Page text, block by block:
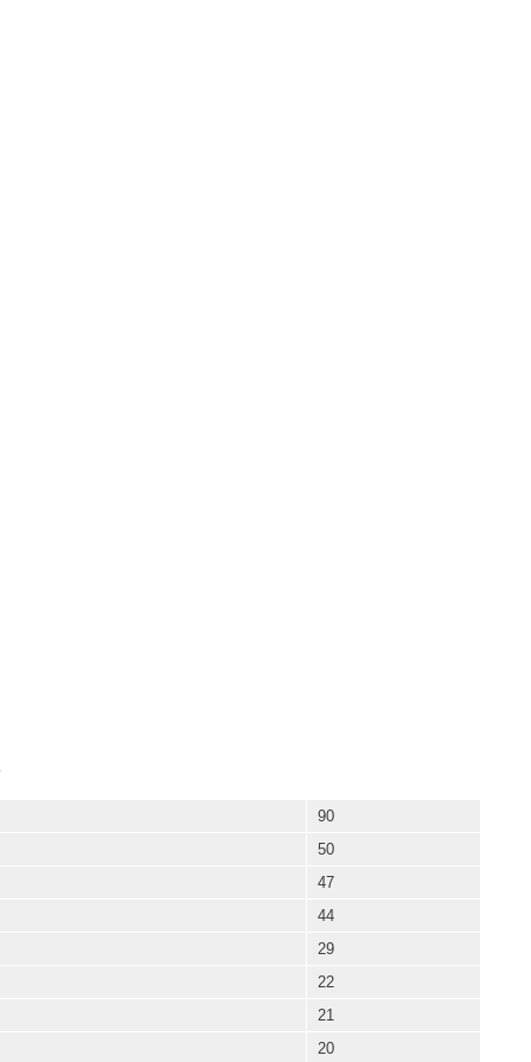
90
50
47
44
29
22
21
20